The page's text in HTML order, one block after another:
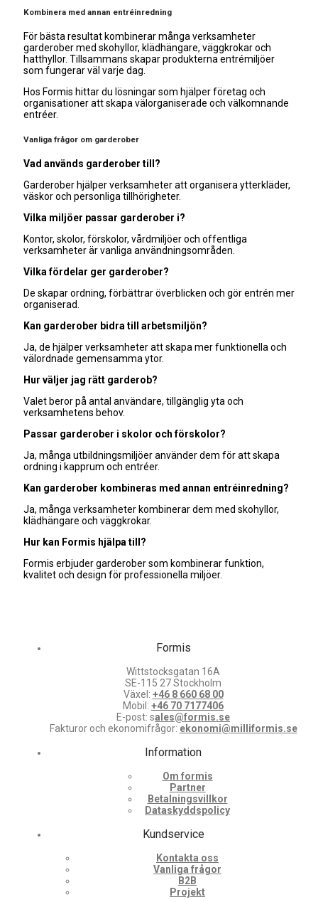
Kombinera med annan entréinredning
För bästa resultat kombinerar många verksamheter
garderober med skohyllor, klädhängare, väggkrokar och
hatthyllor. Tillsammans skapar produkterna entrémiljöer
som fungerar väl varje dag.
Hos Formis hittar du lösningar som hjälper företag och
organisationer att skapa välorganiserade och välkomnande
entréer.
Vanliga frågor om garderober
Vad används garderober till?
Garderober hjälper verksamheter att organisera ytterkläder,
väskor och personliga tillhörigheter.
Vilka miljöer passar garderober i?
Kontor, skolor, förskolor, vårdmiljöer och offentliga
verksamheter är vanliga användningsområden.
Vilka fördelar ger garderober?
De skapar ordning, förbättrar överblicken och gör entrén mer
organiserad.
Kan garderober bidra till arbetsmiljön?
Ja, de hjälper verksamheter att skapa mer funktionella och
välordnade gemensamma ytor.
Hur väljer jag rätt garderob?
Valet beror på antal användare, tillgänglig yta och
verksamhetens behov.
Passar garderober i skolor och förskolor?
Ja, många utbildningsmiljöer använder dem för att skapa
ordning i kapprum och entréer.
Kan garderober kombineras med annan entréinredning?
Ja, många verksamheter kombinerar dem med skohyllor,
klädhängare och väggkrokar.
Hur kan Formis hjälpa till?
Formis erbjuder garderober som kombinerar funktion,
kvalitet och design för professionella miljöer.
Formis
Wittstocksgatan 16A
SE-115 27 Stockholm
Växel: +46 8 660 68 00
Mobil: +46 70 7177406
E-post: sales@formis.se
Fakturor och ekonomifrågor: ekonomi@milliformis.se
Information
Om formis
Partner
Betalningsvillkor
Dataskyddspolicy
Kundservice
Kontakta oss
Vanliga frågor
B2B
Projekt